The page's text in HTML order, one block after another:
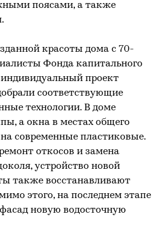
поясами, а также
красоты дома с 70-
Фонда капитального
проект
соответствующие
технологии. В доме
а окна в местах общего
современные пластиковые.
откосов и замена
устройство новой
также восстанавливают
этого, на последнем этапе
новую водосточную